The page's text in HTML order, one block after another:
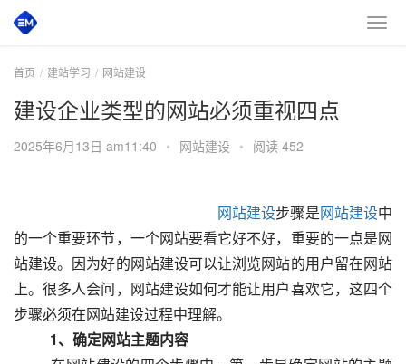
首页 建站学习 网站建设
建设企业类型的网站必须重视四点
2025年6月13日 am11:40 • 网站建设 • 阅读 452
网站建设步骤是网站建设中
的一个重要环节，一个网站要看它好不好，重要的一点是网
站建设。因为好的网站建设可以让浏览网站的用户留在网站
上。很多人会问，网站建设如何才能让用户喜欢它，这四个
步骤必须在网站建设过程中理解。
1、确定网站主题内容